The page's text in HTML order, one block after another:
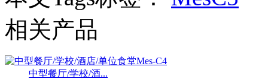
相关产品
中型餐厅/学校/酒...